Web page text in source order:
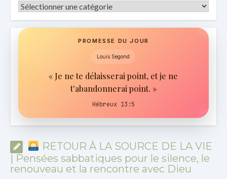
Catégories
PROMESSE DU JOUR
Louis Segond
« Je ne te délaisserai point, et je ne
t'abandonnerai point. »
Hébreux 13:5
RETOUR À LA SOURCE DE LA VIE
| Pensées sabbatiques pour le silence, le
renouveau et la rencontre avec Dieu